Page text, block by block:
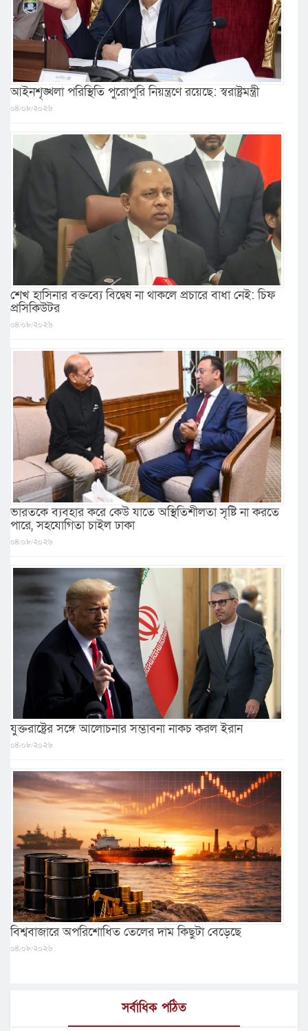
আইনশৃঙ্খলা পরিস্থিতি পুরোপুরি নিয়ন্ত্রণে রয়েছে: স্বরাষ্ট্রমন্ত্রী
০৪/০৮/২০২৬
শেখ হাসিনার বক্তব্যে বিদ্বেষ না থাকলে প্রচারে বাধা নেই: চিফ
প্রসিকিউটর
০৪/০৮/২০২৬
ভারতকে ব্যবহার করে কেউ যাতে অস্থিতিশীলতা সৃষ্টি না করতে
পারে, সহযোগিতা চাইল ঢাকা
০৪/০৮/২০২৬
যুক্তরাষ্ট্রের সঙ্গে আলোচনার সম্ভাবনা নাকচ করল ইরান
০৪/০৮/২০২৬
বিশ্ববাজারে অপরিশোধিত তেলের দাম কিছুটা বেড়েছে
০৪/০৮/২০২৬
সর্বাধিক পঠিত